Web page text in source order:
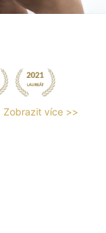
Zobrazit více >>